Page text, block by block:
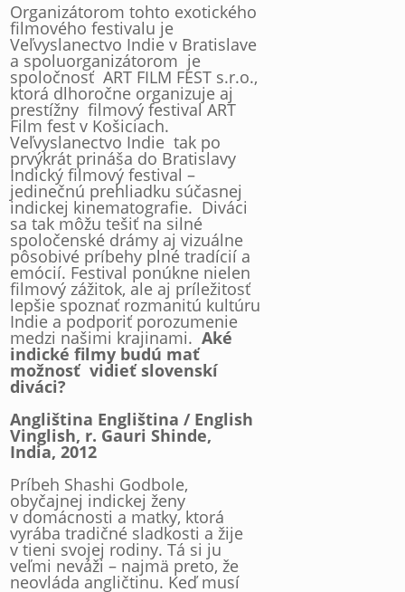
Organizátorom tohto exotického
filmového festivalu je
Veľvyslanectvo Indie v Bratislave
a spoluorganizátorom je
spoločnosť ART FILM FEST s.r.o.,
ktorá dlhoročne organizuje aj
prestížny filmový festival ART
Film fest v Košiciach.
Veľvyslanectvo Indie tak po
prvýkrát prináša do Bratislavy
Indický filmový festival –
jedinečnú prehliadku súčasnej
indickej kinematografie. Diváci
sa tak môžu tešiť na silné
spoločenské drámy aj vizuálne
pôsobivé príbehy plné tradícií a
emócií. Festival ponúkne nielen
filmový zážitok, ale aj príležitosť
lepšie spoznať rozmanitú kultúru
Indie a podporiť porozumenie
medzi našimi krajinami. Aké
indické filmy budú mať
možnosť vidieť slovenskí
diváci?
Angliština Engliština / English
Vinglish, r. Gauri Shinde,
India, 2012
Príbeh Shashi Godbole,
obyčajnej indickej ženy
v domácnosti a matky, ktorá
vyrába tradičné sladkosti a žije
v tieni svojej rodiny. Tá si ju
veľmi neváži – najmä preto, že
neovláda angličtinu. Keď musí